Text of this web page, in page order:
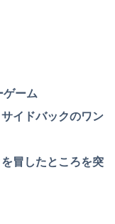
ゲーム
サイドバックのワン
を冒したところを突